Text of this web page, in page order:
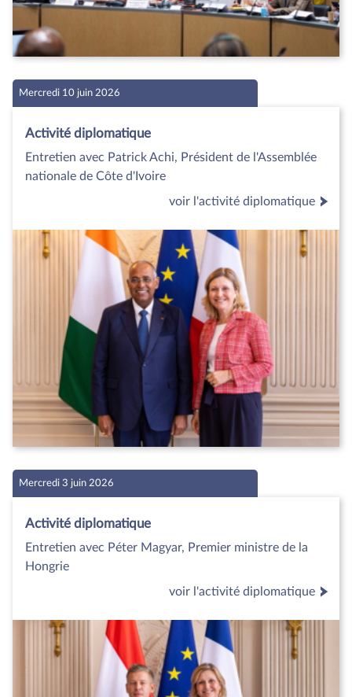
Mercredi 10 juin 2026
Activité diplomatique
Entretien avec Patrick Achi, Président de l'Assemblée
nationale de Côte d'Ivoire
voir l'activité diplomatique
Mercredi 3 juin 2026
Activité diplomatique
Entretien avec Péter Magyar, Premier ministre de la
Hongrie
voir l'activité diplomatique